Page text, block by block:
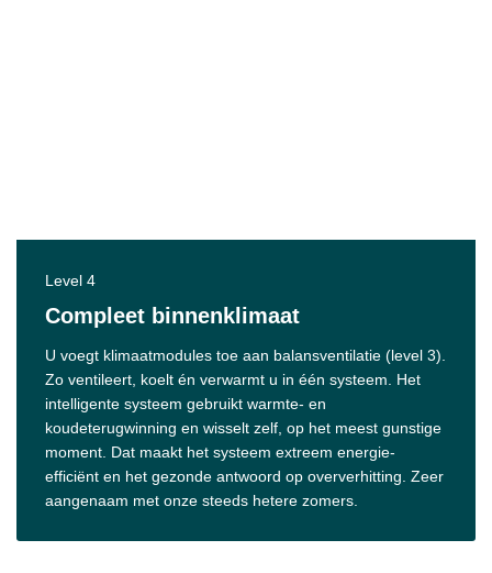
Level 4
Compleet binnenklimaat
U voegt klimaatmodules toe aan balansventilatie (level 3).
Zo ventileert, koelt én verwarmt u in één systeem. Het
intelligente systeem gebruikt warmte- en
koudeterugwinning en wisselt zelf, op het meest gunstige
moment. Dat maakt het systeem extreem energie-
efficiënt en het gezonde antwoord op oververhitting. Zeer
aangenaam met onze steeds hetere zomers.